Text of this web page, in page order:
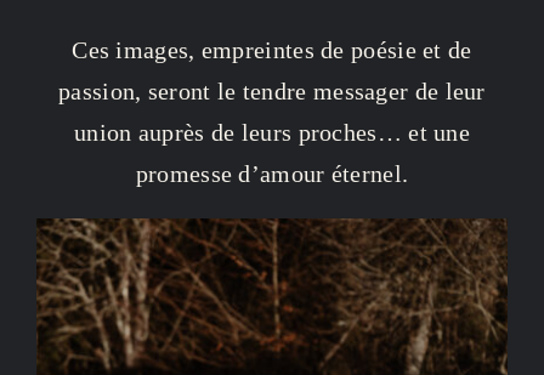
Ces images, empreintes de poésie et de
passion, seront le tendre messager de leur
union auprès de leurs proches… et une
promesse d’amour éternel.